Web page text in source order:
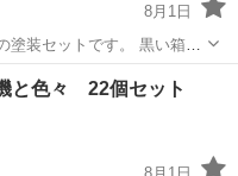
8月1日
装セットです。 黒い箱状
、ライトがつき、ルーペが
ごみを落とす穴が開いてお
と色々 22個セット